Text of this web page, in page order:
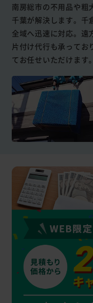
南房総市の不用品や粗
千葉が解決します。千
全域へ迅速に対応。遠
片付け代行も承ってお
てお任せいただけます。